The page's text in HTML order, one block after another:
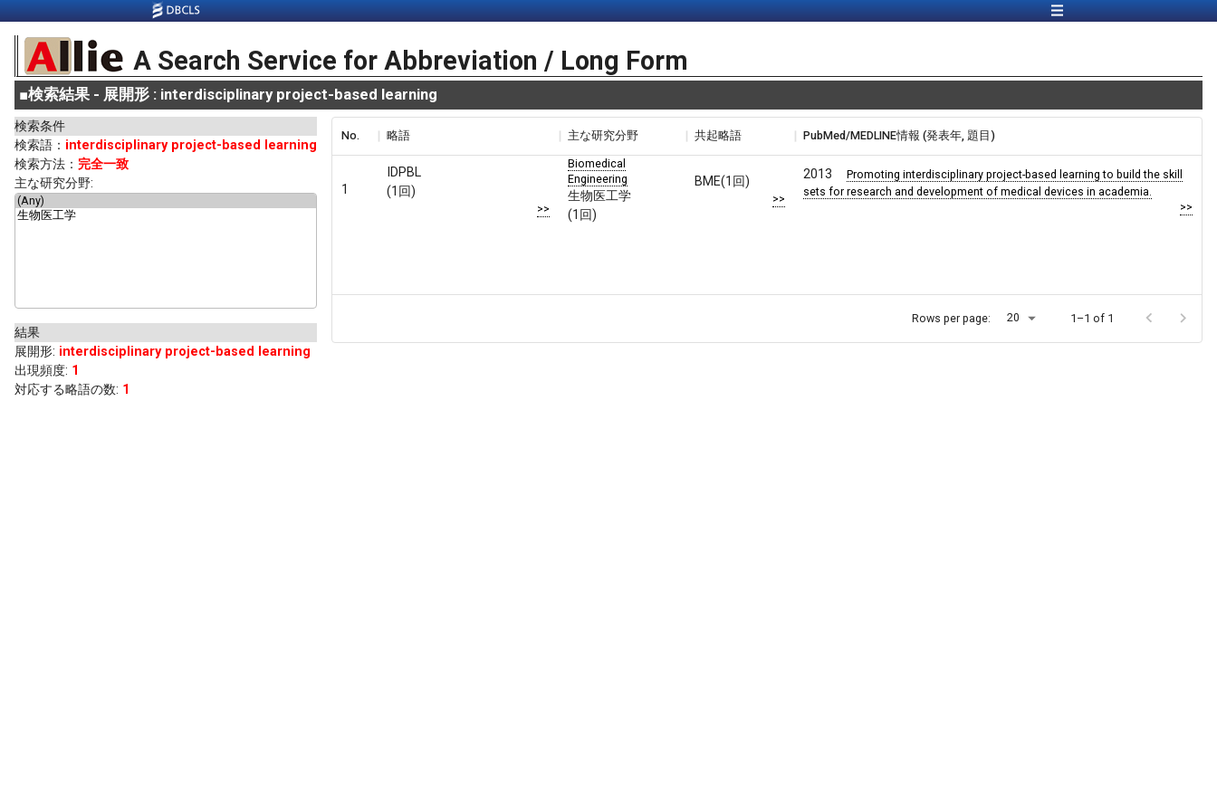
A Search Service for Abbreviation / Long Form
■検索結果 - 展開形 : interdisciplinary project-based learning
検索条件
検索語： interdisciplinary project-based learning
検索方法： 完全一致
主な研究分野:
結果
展開形: interdisciplinary project-based learning
出現頻度: 1
対応する略語の数: 1
No. 略語 主な研究分野 共起略語 PubMed/MEDLINE情報 (発表年, 題目)
1
IDPBL
(1回)
>>
Biomedical
Engineering
生物医工学
(1回)
BME(1回)
>>
2013
Promoting interdisciplinary project-based learning to build the skill
sets for research and development of medical devices in academia.
>>
Rows per page: 20 1–1 of 1